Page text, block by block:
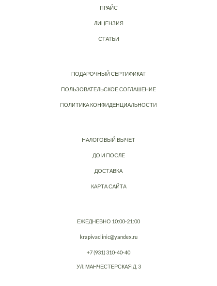
ПРАЙС
ЛИЦЕНЗИЯ
СТАТЬИ
ПОДАРОЧНЫЙ СЕРТИФИКАТ
ПОЛЬЗОВАТЕЛЬСКОЕ СОГЛАШЕНИЕ
ПОЛИТИКА КОНФИДЕНЦИАЛЬНОСТИ
НАЛОГОВЫЙ ВЫЧЕТ
ДО И ПОСЛЕ
ДОСТАВКА
КАРТА САЙТА
ЕЖЕДНЕВНО 10:00-21:00
krapivaclinic@yandex.ru
+7 (931) 310-40-40
УЛ. МАНЧЕСТЕРСКАЯ Д. 3